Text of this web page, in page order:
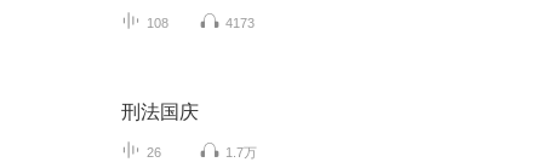
108 4173
刑法国庆
26 1.7万